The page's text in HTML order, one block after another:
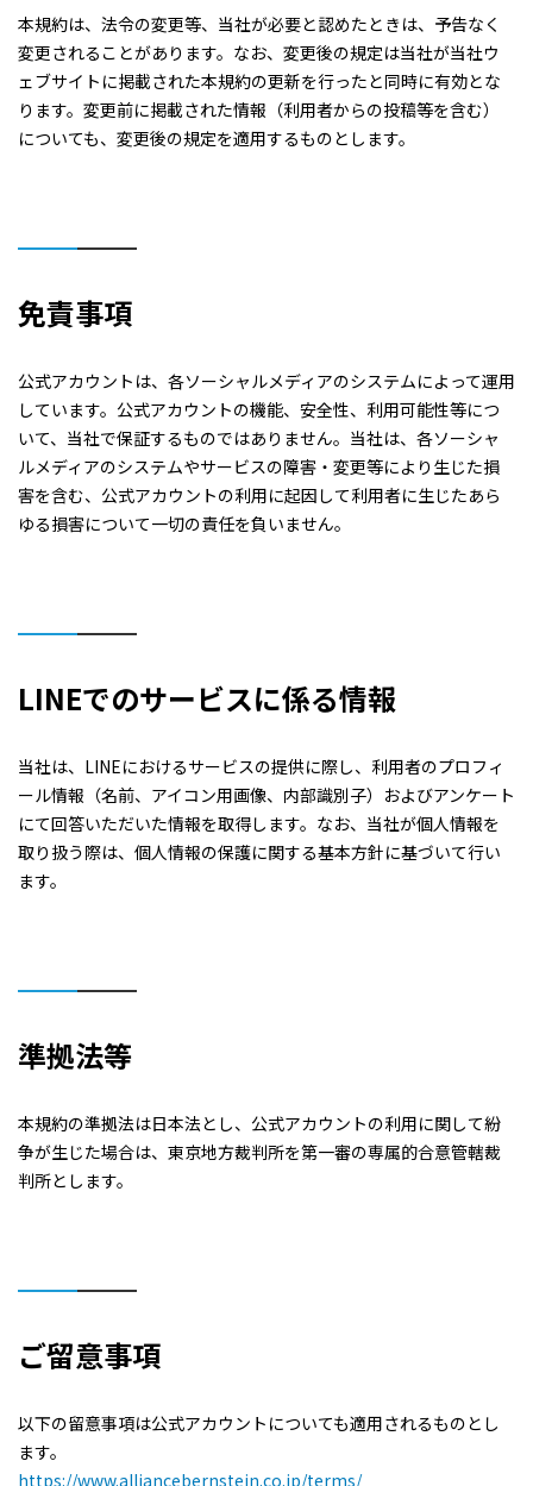
本規約は、法令の変更等、当社が必要と認めたときは、予告なく
変更されることがあります。なお、変更後の規定は当社が当社ウ
ェブサイトに掲載された本規約の更新を行ったと同時に有効とな
ります。変更前に掲載された情報（利用者からの投稿等を含む）
についても、変更後の規定を適用するものとします。
免責事項
公式アカウントは、各ソーシャルメディアのシステムによって運用
しています。公式アカウントの機能、安全性、利用可能性等につ
いて、当社で保証するものではありません。当社は、各ソーシャ
ルメディアのシステムやサービスの障害・変更等により生じた損
害を含む、公式アカウントの利用に起因して利用者に生じたあら
ゆる損害について一切の責任を負いません。
LINEでのサービスに係る情報
当社は、LINEにおけるサービスの提供に際し、利用者のプロフィ
ール情報（名前、アイコン用画像、内部識別子）およびアンケート
にて回答いただいた情報を取得します。なお、当社が個人情報を
取り扱う際は、個人情報の保護に関する基本方針に基づいて行い
ます。
準拠法等
本規約の準拠法は日本法とし、公式アカウントの利用に関して紛
争が生じた場合は、東京地方裁判所を第一審の専属的合意管轄裁
判所とします。
ご留意事項
以下の留意事項は公式アカウントについても適用されるものとし
ます。
https://www.alliancebernstein.co.jp/terms/